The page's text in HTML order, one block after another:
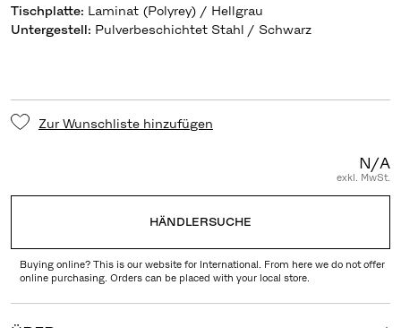
Tischplatte: Laminat (Polyrey) / Hellgrau
Untergestell: Pulverbeschichtet Stahl / Schwarz
Zur Wunschliste hinzufügen
N/A
exkl. MwSt.
HÄNDLERSUCHE
Buying online? This is our website for International. From here we do not offer
online purchasing. Orders can be placed with your local store.